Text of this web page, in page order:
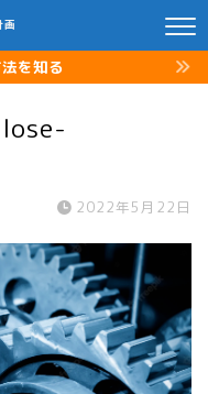
画
を知る
2022年5月22日